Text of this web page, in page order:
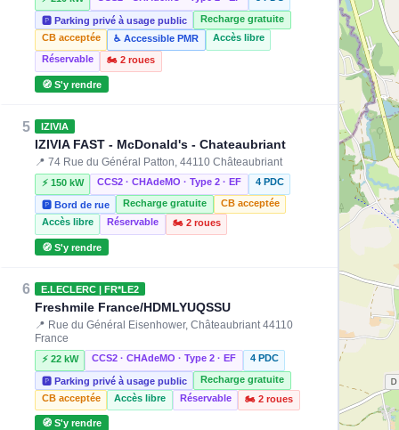
🅿️ Parking privé à usage public
Recharge gratuite
CB acceptée
♿ Accessible PMR
Accès libre
Réservable
🏍️ 2 roues
🧭 S'y rendre
5 IZIVIA
IZIVIA FAST - McDonald's - Chateaubriant
📍 74 Rue du Général Patton, 44110 Châteaubriant
⚡ 150 kW CCS2 · CHAdeMO · Type 2 · EF 4 PDC
🅿️ Bord de rue Recharge gratuite
CB acceptée
Accès libre
Réservable 🏍️ 2 roues
🧭 S'y rendre
6 E.LECLERC | FR*LE2
Freshmile France/HDMLYUQSSU
📍 Rue du Général Eisenhower, Châteaubriant 44110
France
⚡ 22 kW CCS2 · CHAdeMO · Type 2 · EF 4 PDC
🅿️ Parking privé à usage public
Recharge gratuite
CB acceptée
Accès libre Réservable 🏍️ 2 roues
🧭 S'y rendre